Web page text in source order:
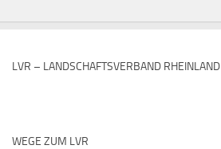
LVR – LANDSCHAFTSVERBAND RHEINLAND
WEGE ZUM LVR